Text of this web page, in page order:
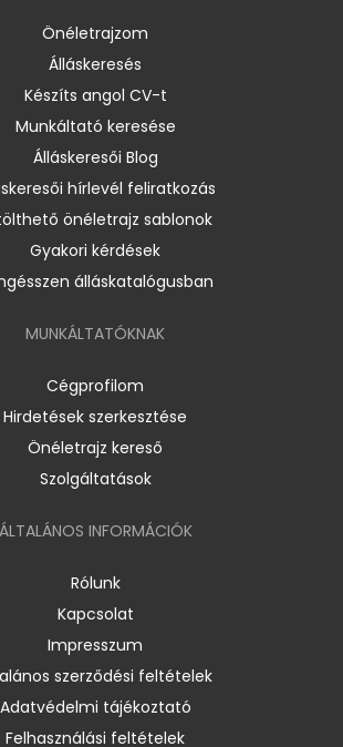
Önéletrajzom
Álláskeresés
Készíts angol CV-t
Munkáltató keresése
Álláskeresői Blog
hírlevél feliratkozás
önéletrajz sablonok
Gyakori kérdések
álláskatalógusban
MUNKÁLTATÓKNAK
Cégprofilom
Hirdetések szerkesztése
Önéletrajz kereső
Szolgáltatások
ÁLTALÁNOS INFORMÁCIÓK
Rólunk
Kapcsolat
Impresszum
szerződési feltételek
Adatvédelmi tájékoztató
Felhasználási feltételek